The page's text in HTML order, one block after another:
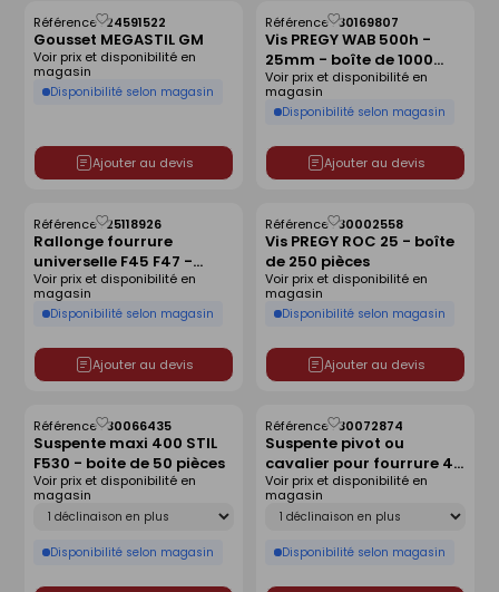
Gousset MEGASTIL GM
Référence :24591522
Disponibilité selon magasin
Voir prix et disponibilité en
magasin
Ajouter au devis
Enregistrer
comme
liste
Vis PREGY WAB 500h -
25mm - boîte de 1000
pièces
Référence :30169807
Disponibilité selon magasin
Voir prix et disponibilité en
magasin
Ajouter au devis
Enregistrer
comme
liste
Rallonge fourrure
universelle F45 F47 -
30cm - boîte de 20 pièces
Référence :25118926
Disponibilité selon magasin
Voir prix et disponibilité en
magasin
Ajouter au devis
Enregistrer
comme
liste
Vis PREGY ROC 25 - boîte
de 250 pièces
Référence :30002558
Disponibilité selon magasin
Voir prix et disponibilité en
magasin
Ajouter au devis
Enregistrer
comme
liste
Suspente maxi 400 STIL
F530 - boite de 50 pièces
Référence :30066435
Déclinaison
Disponibilité selon magasin
Voir prix et disponibilité en
magasin
Enregistrer
comme
liste
Suspente pivot ou
cavalier pour fourrure 45
- boîte de 100 pièces
Référence :30072874
Déclinaison
Disponibilité selon magasin
Voir prix et disponibilité en
magasin
Enregistrer
comme
liste